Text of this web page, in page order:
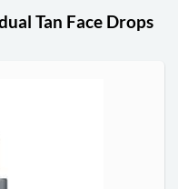
Tan Face Drops